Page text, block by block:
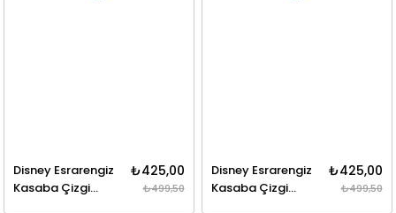
Disney Esrarengiz
Kasaba Çizgi
₺425,00
₺499,50
Disney Esrarengiz
Kasaba Çizgi
₺425,00
₺499,50